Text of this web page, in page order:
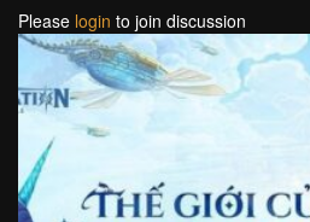
Please login to join discussion